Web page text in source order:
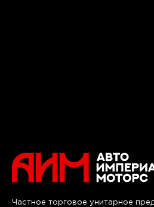
Частное торговое унитарное